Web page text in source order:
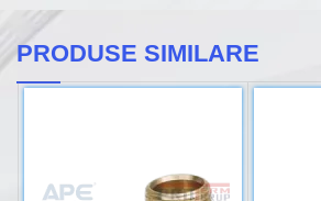
PRODUSE SIMILARE